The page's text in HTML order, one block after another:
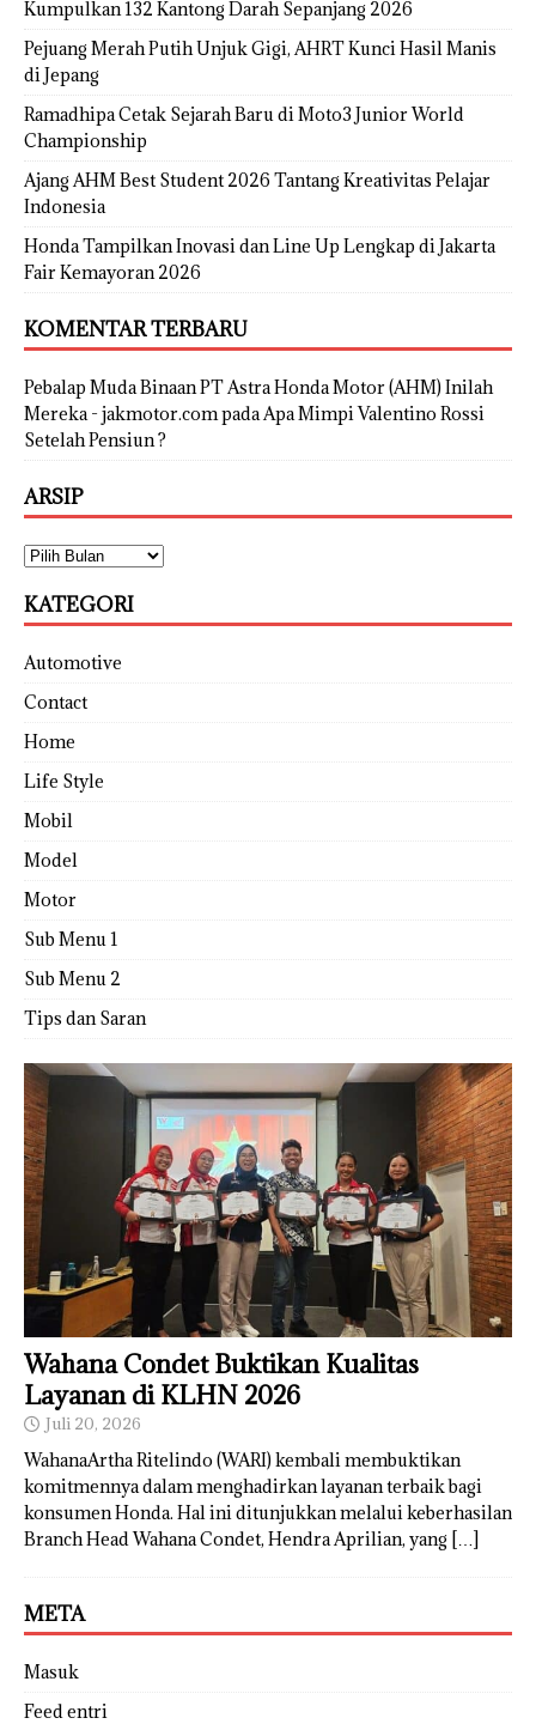
Kumpulkan 132 Kantong Darah Sepanjang 2026
Pejuang Merah Putih Unjuk Gigi, AHRT Kunci Hasil Manis
di Jepang
Ramadhipa Cetak Sejarah Baru di Moto3 Junior World
Championship
Ajang AHM Best Student 2026 Tantang Kreativitas Pelajar
Indonesia
Honda Tampilkan Inovasi dan Line Up Lengkap di Jakarta
Fair Kemayoran 2026
KOMENTAR TERBARU
Pebalap Muda Binaan PT Astra Honda Motor (AHM) Inilah
Mereka - jakmotor.compada Apa Mimpi Valentino Rossi
Setelah Pensiun ?
ARSIP
KATEGORI
Automotive
Contact
Home
Life Style
Mobil
Model
Motor
Sub Menu 1
Sub Menu 2
Tips dan Saran
Wahana Condet Buktikan Kualitas
Layanan di KLHN 2026
Juli 20, 2026
WahanaArtha Ritelindo (WARI) kembali membuktikan
komitmennya dalam menghadirkan layanan terbaik bagi
konsumen Honda. Hal ini ditunjukkan melalui keberhasilan
Branch Head Wahana Condet, Hendra Aprilian, yang […]
META
Masuk
Feed entri